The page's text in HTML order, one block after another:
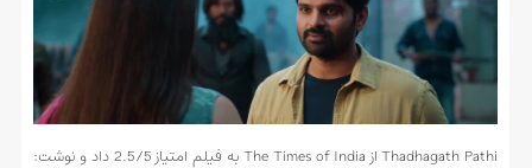
Thadhagath Pathi از The Times of India به فیلم امتیاز 2.5/5 داد و نوشت: